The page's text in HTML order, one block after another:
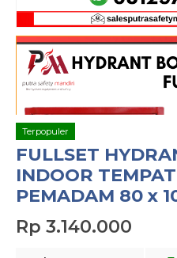
Terpopuler
FULLSET
INDOOR
PEMADAM 80 x
Rp 3.140.000